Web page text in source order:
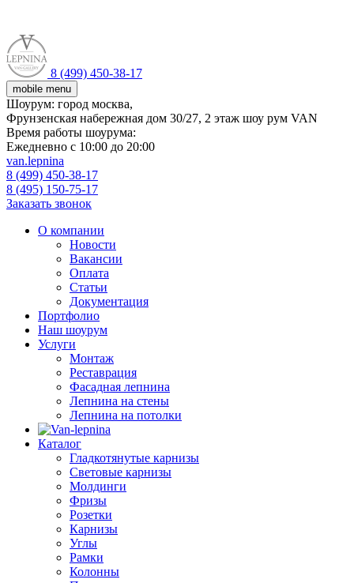
8 (499) 450-38-17
mobile menu
Шоурум: город москва,
Фрунзенская набережная дом 30/27, 2 этаж шоу рум VAN
Время работы шоурума:
Ежедневно с 10:00 до 20:00
van.lepnina
8 (499) 450-38-17
8 (495) 150-75-17
Заказать звонок
О компании
Новости
Вакансии
Оплата
Статьи
Документация
Портфолио
Наш шоурум
Услуги
Монтаж
Реставрация
Фасадная лепнина
Лепнина на стены
Лепнина на потолки
Каталог
Гладкотянутые карнизы
Световые карнизы
Молдинги
Фризы
Розетки
Карнизы
Углы
Рамки
Колонны